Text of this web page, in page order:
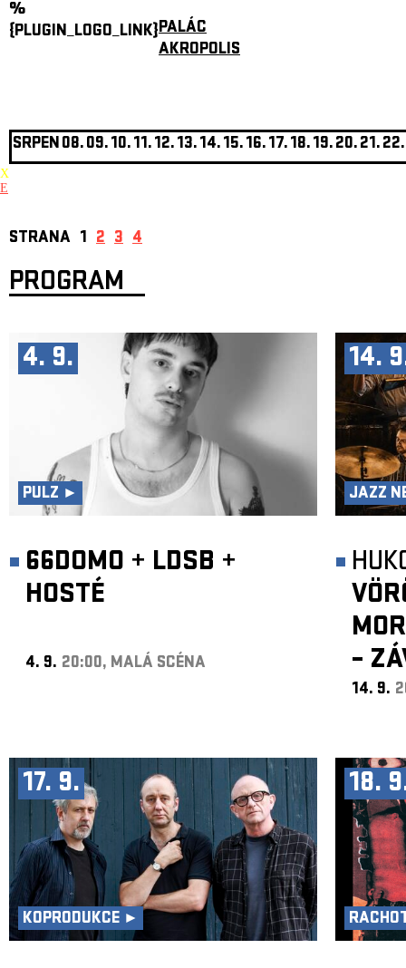
%
{PLUGIN_LOGO_LINK}PALÁC
AKROPOLIS
SRPEN08.09.10.11.12.13.14.15.16.17.18.19.20.21.22.
X
E
STRANA 1 2 3 4
PROGRAM
4. 9.
PULZ ►
66DOMO + LDSB +
HOSTÉ
4. 9. 20:00, MALÁ SCÉNA
14.
JAZZ
–
14. 9.
17. 9.
KOPRODUKCE ►
18.